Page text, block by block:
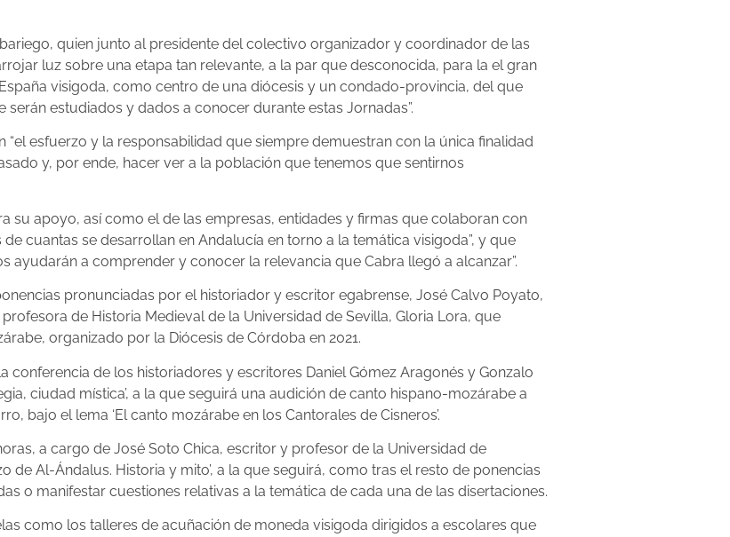
quien junto al presidente del colectivo organizador y coordinador de las
luz sobre una etapa tan relevante, a la par que desconocida, para la el gran
visigoda, como centro de una diócesis y un condado-provincia, del que
estudiados y dados a conocer durante estas Jornadas”.
esfuerzo y la responsabilidad que siempre demuestran con la única finalidad
y, por ende, hacer ver a la población que tenemos que sentirnos
su apoyo, así como el de las empresas, entidades y firmas que colaboran con
cuantas se desarrollan en Andalucía en torno a la temática visigoda”, y que
a comprender y conocer la relevancia que Cabra llegó a alcanzar”.
pronunciadas por el historiador y escritor egabrense, José Calvo Poyato,
de Historia Medieval de la Universidad de Sevilla, Gloria Lora, que
organizado por la Diócesis de Córdoba en 2021.
de los historiadores y escritores Daniel Gómez Aragonés y Gonzalo
ciudad mística’, a la que seguirá una audición de canto hispano-mozárabe a
bajo el lema ‘El canto mozárabe en los Cantorales de Cisneros’.
a cargo de José Soto Chica, escritor y profesor de la Universidad de
de Al-Ándalus. Historia y mito’, a la que seguirá, como tras el resto de ponencias
o manifestar cuestiones relativas a la temática de cada una de las disertaciones.
como los talleres de acuñación de moneda visigoda dirigidos a escolares que